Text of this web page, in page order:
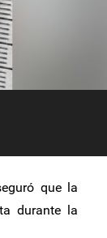
que la
durante la